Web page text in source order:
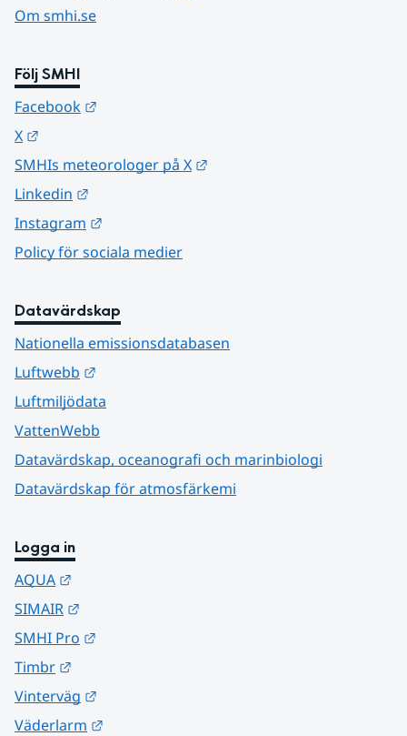
Om smhi.se
Följ SMHI
Facebook
X
SMHIs meteorologer på X
Linkedin
Instagram
Policy för sociala medier
Datavärdskap
Nationella emissionsdatabasen
Luftwebb
Luftmiljödata
VattenWebb
Datavärdskap, oceanografi och marinbiologi
Datavärdskap för atmosfärkemi
Logga in
AQUA
SIMAIR
SMHI Pro
Timbr
Vinterväg
Väderlarm